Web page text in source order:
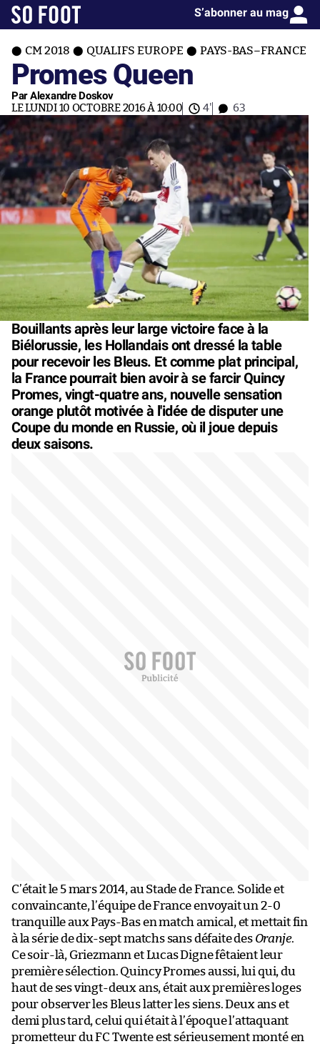
S’abonner au mag
CM 2018 QUALIFS EUROPE PAYS-BAS–FRANCE
Promes Queen
Par Alexandre Doskov
LE LUNDI 10 OCTOBRE 2016 À 10:00 4' 63
Bouillants après leur large victoire face à la
Biélorussie, les Hollandais ont dressé la table
pour recevoir les Bleus. Et comme plat principal,
la France pourrait bien avoir à se farcir Quincy
Promes, vingt-quatre ans, nouvelle sensation
orange plutôt motivée à l'idée de disputer une
Coupe du monde en Russie, où il joue depuis
deux saisons.
C’était le 5 mars 2014, au Stade de France. Solide et
convaincante, l’équipe de France envoyait un 2-0
tranquille aux Pays-Bas en match amical, et mettait fin
à la série de dix-sept matchs sans défaite des Oranje.
Ce soir-là, Griezmann et Lucas Digne fêtaient leur
première sélection. Quincy Promes aussi, lui qui, du
haut de ses vingt-deux ans, était aux premières loges
pour observer les Bleus latter les siens. Deux ans et
demi plus tard, celui qui était à l’époque l’attaquant
prometteur du FC Twente est sérieusement monté en